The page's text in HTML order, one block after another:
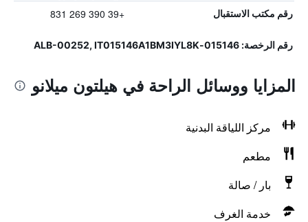
رقم مكتب الاستقبال +39 390 269 831
رقم الرخصة: 015146-ALB-00252, IT015146A1BM3IYL8K
المزايا ووسائل الراحة في هيلتون ميلانو
مركز اللياقة البدنية
مطعم
بار / صالة
خدمة الغرف